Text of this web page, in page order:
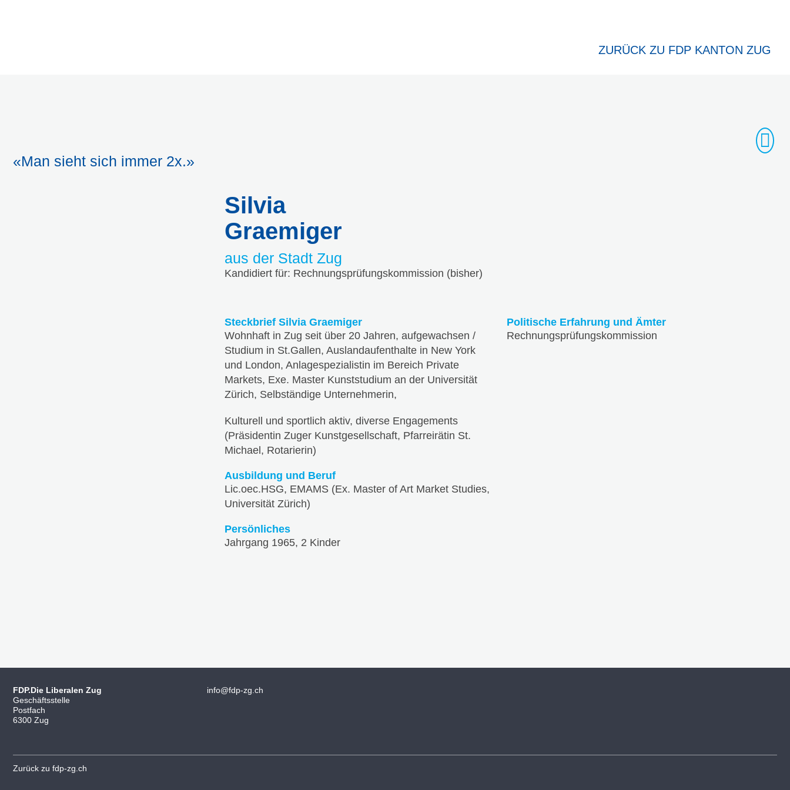
ZURÜCK ZU FDP KANTON ZUG
«Man sieht sich immer 2x.»
Silvia
Graemiger
aus der Stadt Zug
Kandidiert für: Rechnungsprüfungskommission (bisher)
Steckbrief Silvia Graemiger
Wohnhaft in Zug seit über 20 Jahren, aufgewachsen /
Studium in St.Gallen, Auslandaufenthalte in New York
und London, Anlagespezialistin im Bereich Private
Markets, Exe. Master Kunststudium an der Universität
Zürich, Selbständige Unternehmerin,
Kulturell und sportlich aktiv, diverse Engagements
(Präsidentin Zuger Kunstgesellschaft, Pfarreirätin St.
Michael, Rotarierin)
Ausbildung und Beruf
Lic.oec.HSG, EMAMS (Ex. Master of Art Market Studies,
Universität Zürich)
Politische Erfahrung und Ämter
Rechnungsprüfungskommission
Persönliches
Jahrgang 1965, 2 Kinder
FDP.Die Liberalen Zug
Geschäftsstelle
Postfach
6300 Zug
info@fdp-zg.ch
Zurück zu fdp-zg.ch